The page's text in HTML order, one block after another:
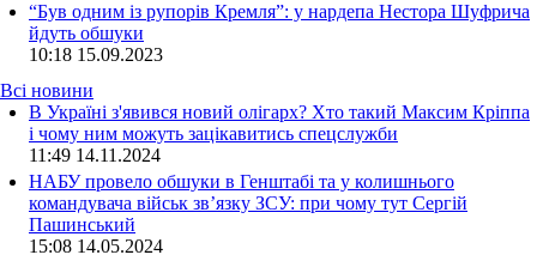
“Був одним із рупорів Кремля”: у нардепа Нестора Шуфрича
йдуть обшуки
10:18 15.09.2023
Всі новини
В Україні з'явився новий олігарх? Хто такий Максим Кріппа
і чому ним можуть зацікавитись спецслужби
11:49 14.11.2024
НАБУ провело обшуки в Генштабі та у колишнього
командувача військ зв’язку ЗСУ: при чому тут Сергій
Пашинський
15:08 14.05.2024